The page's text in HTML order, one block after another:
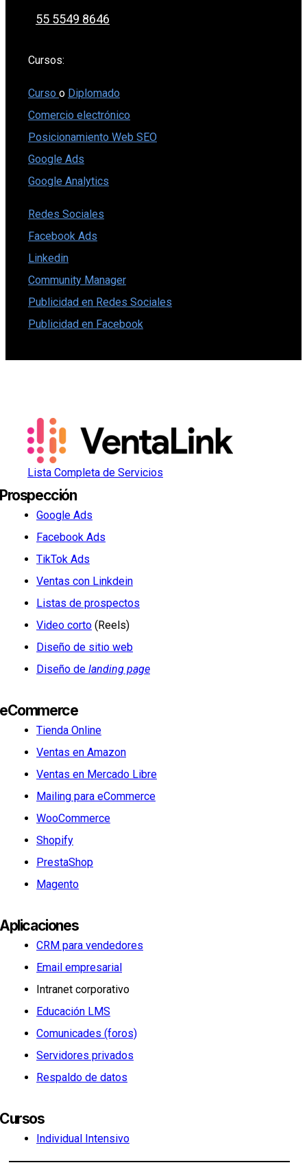
55 5549 8646
Cursos:
Curso o Diplomado
Comercio electrónico
Posicionamiento Web SEO
Google Ads
Google Analytics
Redes Sociales
Facebook Ads
Linkedin
Community Manager
Publicidad en Redes Sociales
Publicidad en Facebook
Lista Completa de Servicios
Prospección
Google Ads
Facebook Ads
TikTok Ads
Ventas con Linkdein
Listas de prospectos
Video corto (Reels)
Diseño de sitio web
Diseño de landing page
eCommerce
Tienda Online
Ventas en Amazon
Ventas en Mercado Libre
Mailing para eCommerce
WooCommerce
Shopify
PrestaShop
Magento
Aplicaciones
CRM para vendedores
Email empresarial
Intranet corporativo
Educación LMS
Comunicades (foros)
Servidores privados
Respaldo de datos
Cursos
Individual Intensivo